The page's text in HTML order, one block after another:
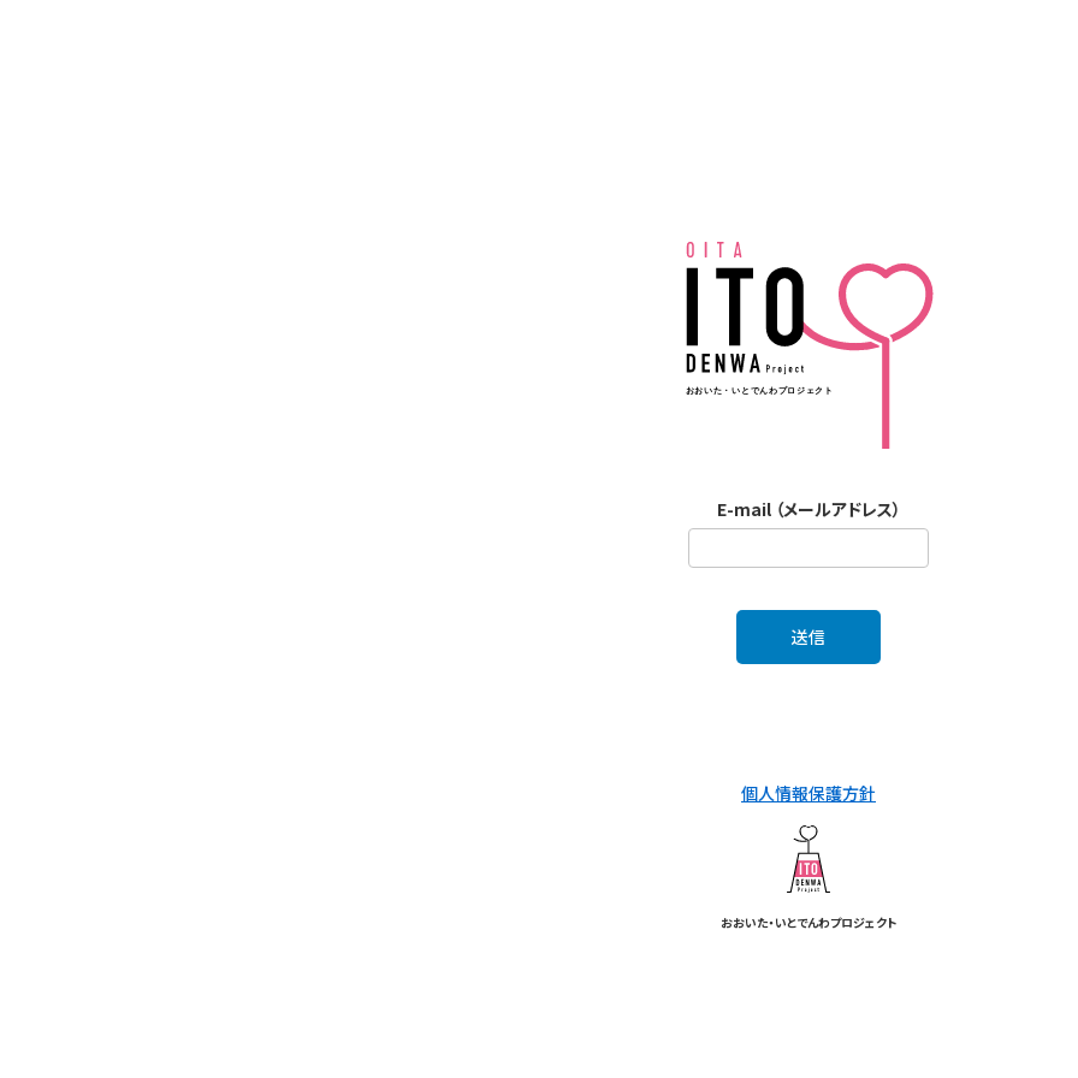
E-mail （メールアドレス）
個人情報保護方針
おおいた・いとでんわプロジェクト